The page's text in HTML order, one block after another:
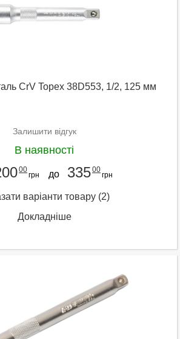
CrV Topex 38D553, 1/2, 125 мм
Залишити відгук
В наявності
00
грн до 33500
грн
варіанти товару (2)
Докладніше